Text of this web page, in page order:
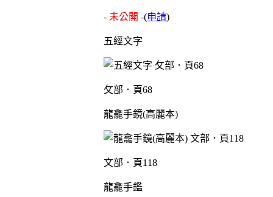
- 未公開 -(申請)
五經文字
攵部．頁68
龍龕手鏡(高麗本)
文部．頁118
龍龕手鑑